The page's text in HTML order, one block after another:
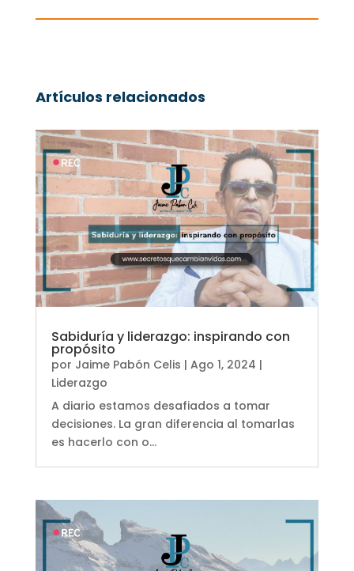
Artículos relacionados
Sabiduría y liderazgo: inspirando con
propósito
por Jaime Pabón Celis | Ago 1, 2024 |
Liderazgo
A diario estamos desafiados a tomar
decisiones. La gran diferencia al tomarlas
es hacerlo con o...